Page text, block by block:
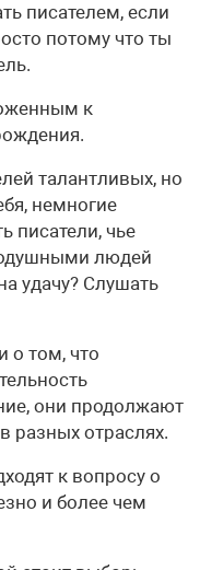
писателем, если
потому что ты
к
талантливых, но
немногие
писатели, чье
людей
удачу? Слушать
о том, что
они продолжают
разных отраслях.
к вопросу о
и более чем